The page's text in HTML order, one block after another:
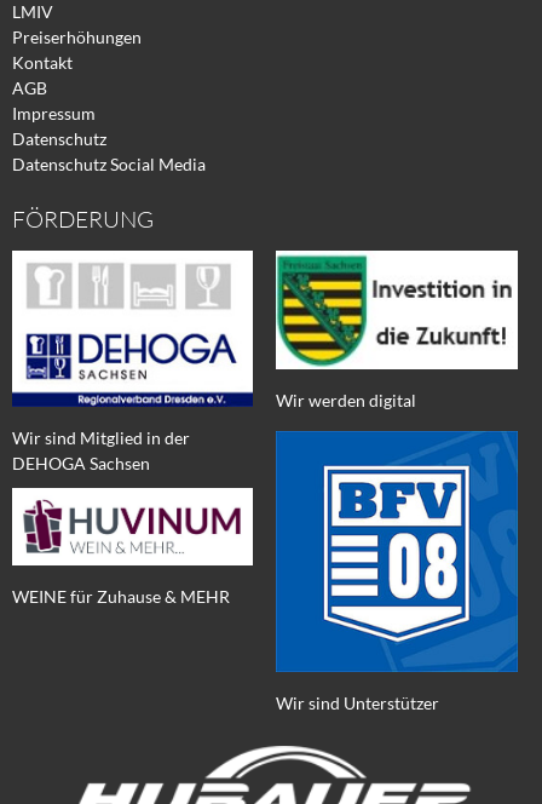
LMIV
Preiserhöhungen
Kontakt
AGB
Impressum
Datenschutz
Datenschutz Social Media
FÖRDERUNG
Wir sind Mitglied in der
DEHOGA Sachsen
WEINE für Zuhause & MEHR
Wir werden digital
Wir sind Unterstützer